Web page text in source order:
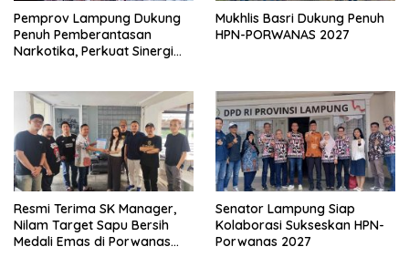
Pemprov Lampung Dukung
Penuh Pemberantasan
Narkotika, Perkuat Sinergi
Mukhlis Basri Dukung Penuh
HPN-PORWANAS 2027
Resmi Terima SK Manager,
Nilam Target Sapu Bersih
Medali Emas di Porwanas
Senator Lampung Siap
Kolaborasi Sukseskan HPN-
Porwanas 2027